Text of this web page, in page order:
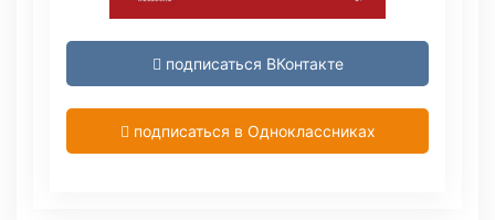
подписаться ВКонтакте
подписаться в Одноклассниках